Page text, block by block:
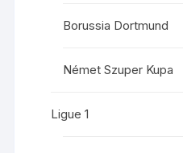
Borussia Dortmund
Német Szuper Kupa
Ligue 1